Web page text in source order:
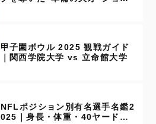
甲子園ボウル 2025 観戦ガイド
｜関西学院大学 vs 立命館大学
NFLポジション別有名選手名鑑2
025｜身長・体重・40ヤード記